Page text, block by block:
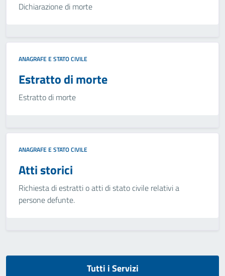
Dichiarazione di morte
ANAGRAFE E STATO CIVILE
Estratto di morte
Estratto di morte
ANAGRAFE E STATO CIVILE
Atti storici
Richiesta di estratti o atti di stato civile relativi a
persone defunte.
Tutti i Servizi